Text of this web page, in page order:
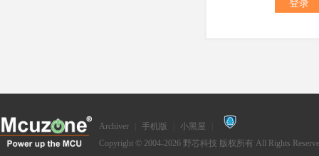
登录
Archiver 手机版 小黑屋
Copyright © 2004-2026 野芯科技 版权所有 All Rights